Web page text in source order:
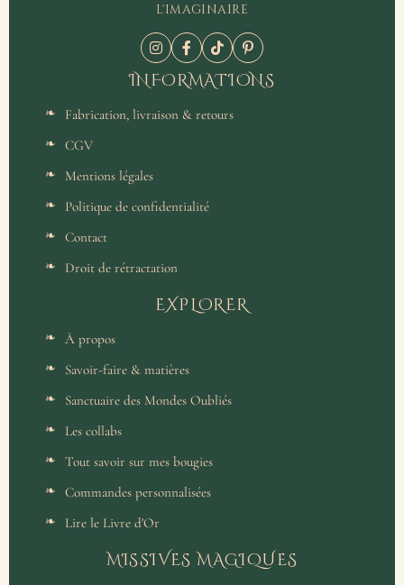
l'imaginaire
INFORMATIONS
Fabrication, livraison & retours
CGV
Mentions légales
Politique de confidentialité
Contact
Droit de rétractation
EXPLORER
À propos
Savoir-faire & matières
Sanctuaire des Mondes Oubliés
Les collabs
Tout savoir sur mes bougies
Commandes personnalisées
Lire le Livre d'Or
MISSIVES MAGIQUES